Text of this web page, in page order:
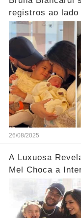
registros ao lado
meninas são
26/08/2025
A Luxuosa
Mel Choca a